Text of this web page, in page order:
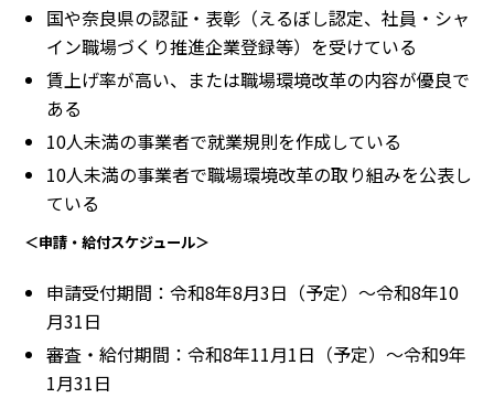
国や奈良県の認証・表彰（えるぼし認定、社員・シャ
イン職場づくり推進企業登録等）を受けている
賃上げ率が高い、または職場環境改革の内容が優良で
ある
10人未満の事業者で就業規則を作成している
10人未満の事業者で職場環境改革の取り組みを公表し
ている
＜申請・給付スケジュール＞
申請受付期間：令和8年8月3日（予定）～令和8年10
月31日
審査・給付期間：令和8年11月1日（予定）～令和9年
1月31日